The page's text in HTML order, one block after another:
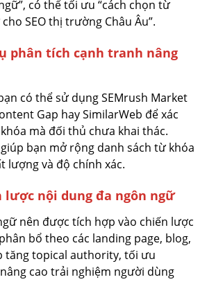
có thể tối ưu “cách chọn từ
SEO thị trường Châu Âu”.
phân tích cạnh tranh nâng
có thể sử dụng SEMrush Market
Gap hay SimilarWeb để xác
mà đối thủ chưa khai thác.
bạn mở rộng danh sách từ khóa
lượng và độ chính xác.
lược nội dung đa ngôn ngữ
nên được tích hợp vào chiến lược
bổ theo các landing page, blog,
tăng topical authority, tối ưu
cao trải nghiệm người dùng